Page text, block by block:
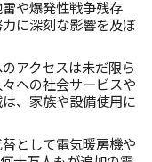
や爆発性戦争残存
に深刻な影響を及ぼ
アクセスは未だ限ら
への社会サービスや
、家族や設備使用に
として電気暖房機や